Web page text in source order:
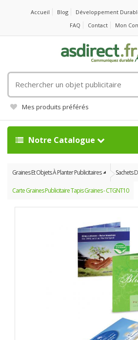
Accueil Blog Développement
FAQ
Contact Mon
un
objet
publicitaire
Mes produits préférés
Notre Catalogue
Graines Et Objets À Planter Publicitaires Sachets
Carte Graines Publicitaire Tapis Graines - CTGNT10